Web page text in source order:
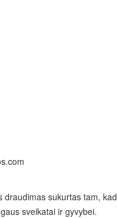
draudimas sukurtas tam, kad
sveikatai ir gyvybei.